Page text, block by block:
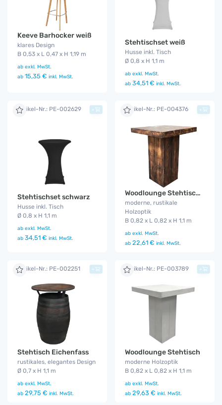
Keeve Barhocker weiß
klares Design
B 0,53 x L 0,47 x H 1,19 m
ab exkl. MwSt.
ab 15,35 € inkl. MwSt.
Stehtischset weiß
Husse inkl. Tisch
Ø 0,8 x H 1,1 m
ab exkl. MwSt.
ab 34,51 € inkl. MwSt.
Artikel-Nr.: PE-002629
Stehtischset schwarz
Husse inkl. Tisch
Ø 0,8 x H 1,1 m
ab exkl. MwSt.
ab 34,51 € inkl. MwSt.
+ Artikel-Nr.: PE-004376
Woodlounge Stehtisch Industrial
moderne, rustikale
Holzoptik
B 0,82 x L 0,82 x H 1,1 m
ab exkl. MwSt.
ab 22,61 € inkl. MwSt.
+
Artikel-Nr.: PE-002251
Stehtisch Eichenfass
rustikales, elegantes Design
Ø 0,7 x H 1,1 m
ab exkl. MwSt.
ab 29,75 € inkl. MwSt.
+ Artikel-Nr.: PE-003789
Woodlounge Stehtisch
moderne Holzoptik
B 0,82 x L 0,82 x H 1,1 m
ab exkl. MwSt.
ab 29,63 € inkl. MwSt.
+